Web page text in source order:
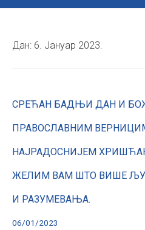
Дан: 6. Јануар 2023.
СРЕЋАН БАДЊИ ДАН И
ПРАВОСЛАВНИМ
НАЈРАДОСНИЈЕМ
ЖЕЛИМ ВАМ ШТО ВИШЕ
И РАЗУМЕВАЊА.
06/01/2023